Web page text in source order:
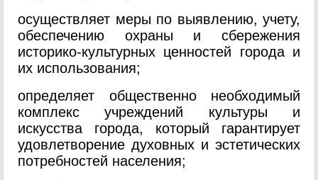
осуществляет меры по выявлению, учету,
обеспечению охраны и сбережения
историко-культурных ценностей города и
их использования;
определяет общественно необходимый
комплекс учреждений культуры и
искусства города, который гарантирует
удовлетворение духовных и эстетических
потребностей населения;